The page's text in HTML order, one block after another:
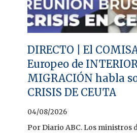
DIRECTO | El
Europeo de
MIGRACIÓN habla
CRISIS DE CEUTA
04/08/2026
Por Diario ABC. Los ministros